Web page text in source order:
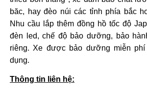
băc, hay đèo núi các tỉnh phía bắc
Nhu cầu lắp thêm đồng hồ tốc độ
đèn led, chế độ bảo dưỡng, bảo
riêng. Xe được bảo dưỡng miễn
dụng.
Thông tin liên hệ: